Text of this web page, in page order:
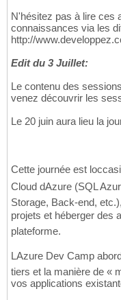
N'hésitez pas à lire ces
connaissances via les
http://
Edit du 3 Juillet:
Le contenu des
venez découvrir les
Le 20 juin aura lieu la
Cette journée est
Cloud dAzure (SQL
Storage, Back-end,
projets et héberger des
plateforme.
LAzure Dev Camp
tiers et la manière de «
vos applications